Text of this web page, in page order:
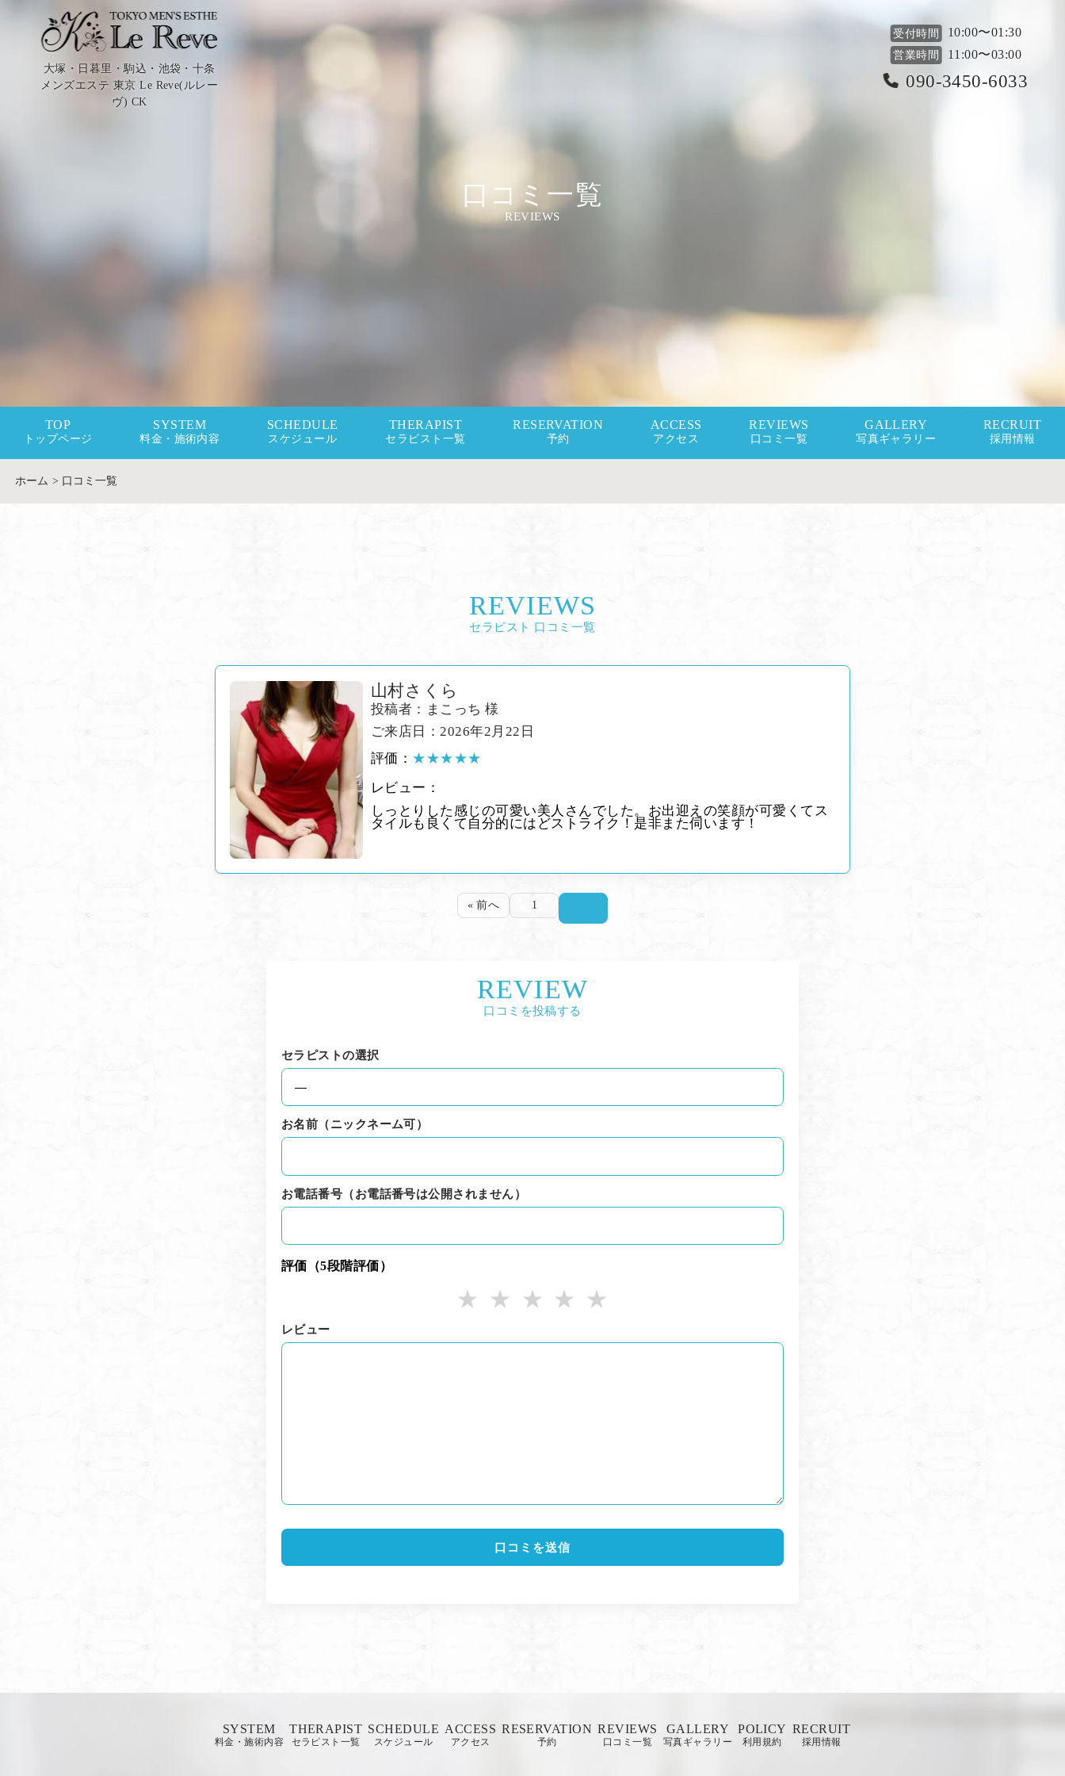
大塚・日暮里・駒込・池袋・十条
メンズエステ 東京 Le Reve(ルレー
ヴ) CK
受付時間 10:00〜01:30
営業時間 11:00〜03:00
090-3450-6033
口コミ一覧
REVIEWS
TOP
トップページ
SYSTEM
料金・施術内容
SCHEDULE
スケジュール
THERAPIST
セラピスト一覧
RESERVATION
予約
ACCESS
アクセス
REVIEWS
口コミ一覧
GALLERY
写真ギャラリー
RECRUIT
採用情報
ホーム > 口コミ一覧
REVIEWS
セラピスト 口コミ一覧
山村さくら
投稿者：まこっち 様
ご来店日：2026年2月22日
評価： ★★★★★
レビュー：
しっとりした感じの可愛い美人さんでした。お出迎えの笑顔が可愛くてス
タイルも良くて自分的にはどストライク！是非また伺います！
« 前へ 1
REVIEW
口コミを投稿する
セラピストの選択
お名前（ニックネーム可）
お電話番号（お電話番号は公開されません）
評価（5段階評価）
★ ★ ★ ★ ★
レビュー
口コミを送信
SYSTEM
料金・施術内容
THERAPIST
セラピスト一覧
SCHEDULE
スケジュール
ACCESS
アクセス
RESERVATION
予約
REVIEWS
口コミ一覧
GALLERY
写真ギャラリー
POLICY
利用規約
RECRUIT
採用情報